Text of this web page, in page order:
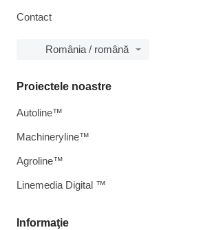
Contact
România / română
Informaţie
Proiectele noastre
Autoline™
Machineryline™
Agroline™
Linemedia Digital ™